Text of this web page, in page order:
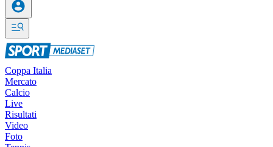
Coppa Italia
Mercato
Calcio
Live
Risultati
Video
Foto